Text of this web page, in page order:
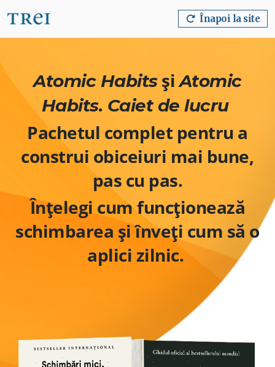
Înapoi la site
Atomic HabitsșiAtomic
Habits. Caiet de lucru
Pachetul complet pentru a
construi obiceiuri mai bune,
pas cu pas.
Înțelegi cum funcționează
schimbarea și înveți cum să o
aplici zilnic.